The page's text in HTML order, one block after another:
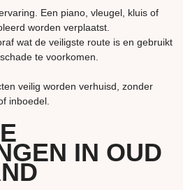
Een piano, vleugel, kluis of
worden verplaatst.
wat de veiligste route is en gebruikt
te voorkomen.
veilig worden verhuisd, zonder
inboedel.
IN OUD